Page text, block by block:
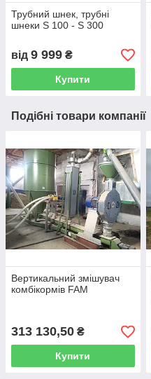
Трубний шнек, трубні
шнеки S 100 - S 300
від 9 999 ₴
Купити
Подібні товари компанії
Вертикальний змішувач
комбікормів FAM
313 130,50 ₴
Купити